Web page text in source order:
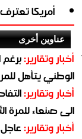
أمريكا
عناوين أخرى
أخبار وتقارير:
الوطني يتأهل
أخبار وتقارير:
الى صنعاء للمرة
أخبار وتقارير: